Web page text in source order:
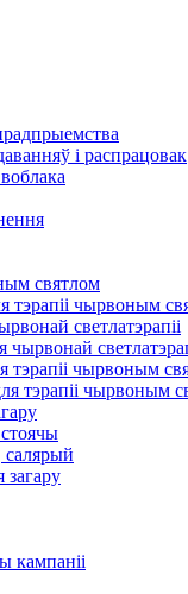
і распрацовак
святлом
тэрапіі чырвоным
светлатэрапіі
чырвонай
тэрапіі чырвоным
тэрапіі чырвоным
загару
кампаніі